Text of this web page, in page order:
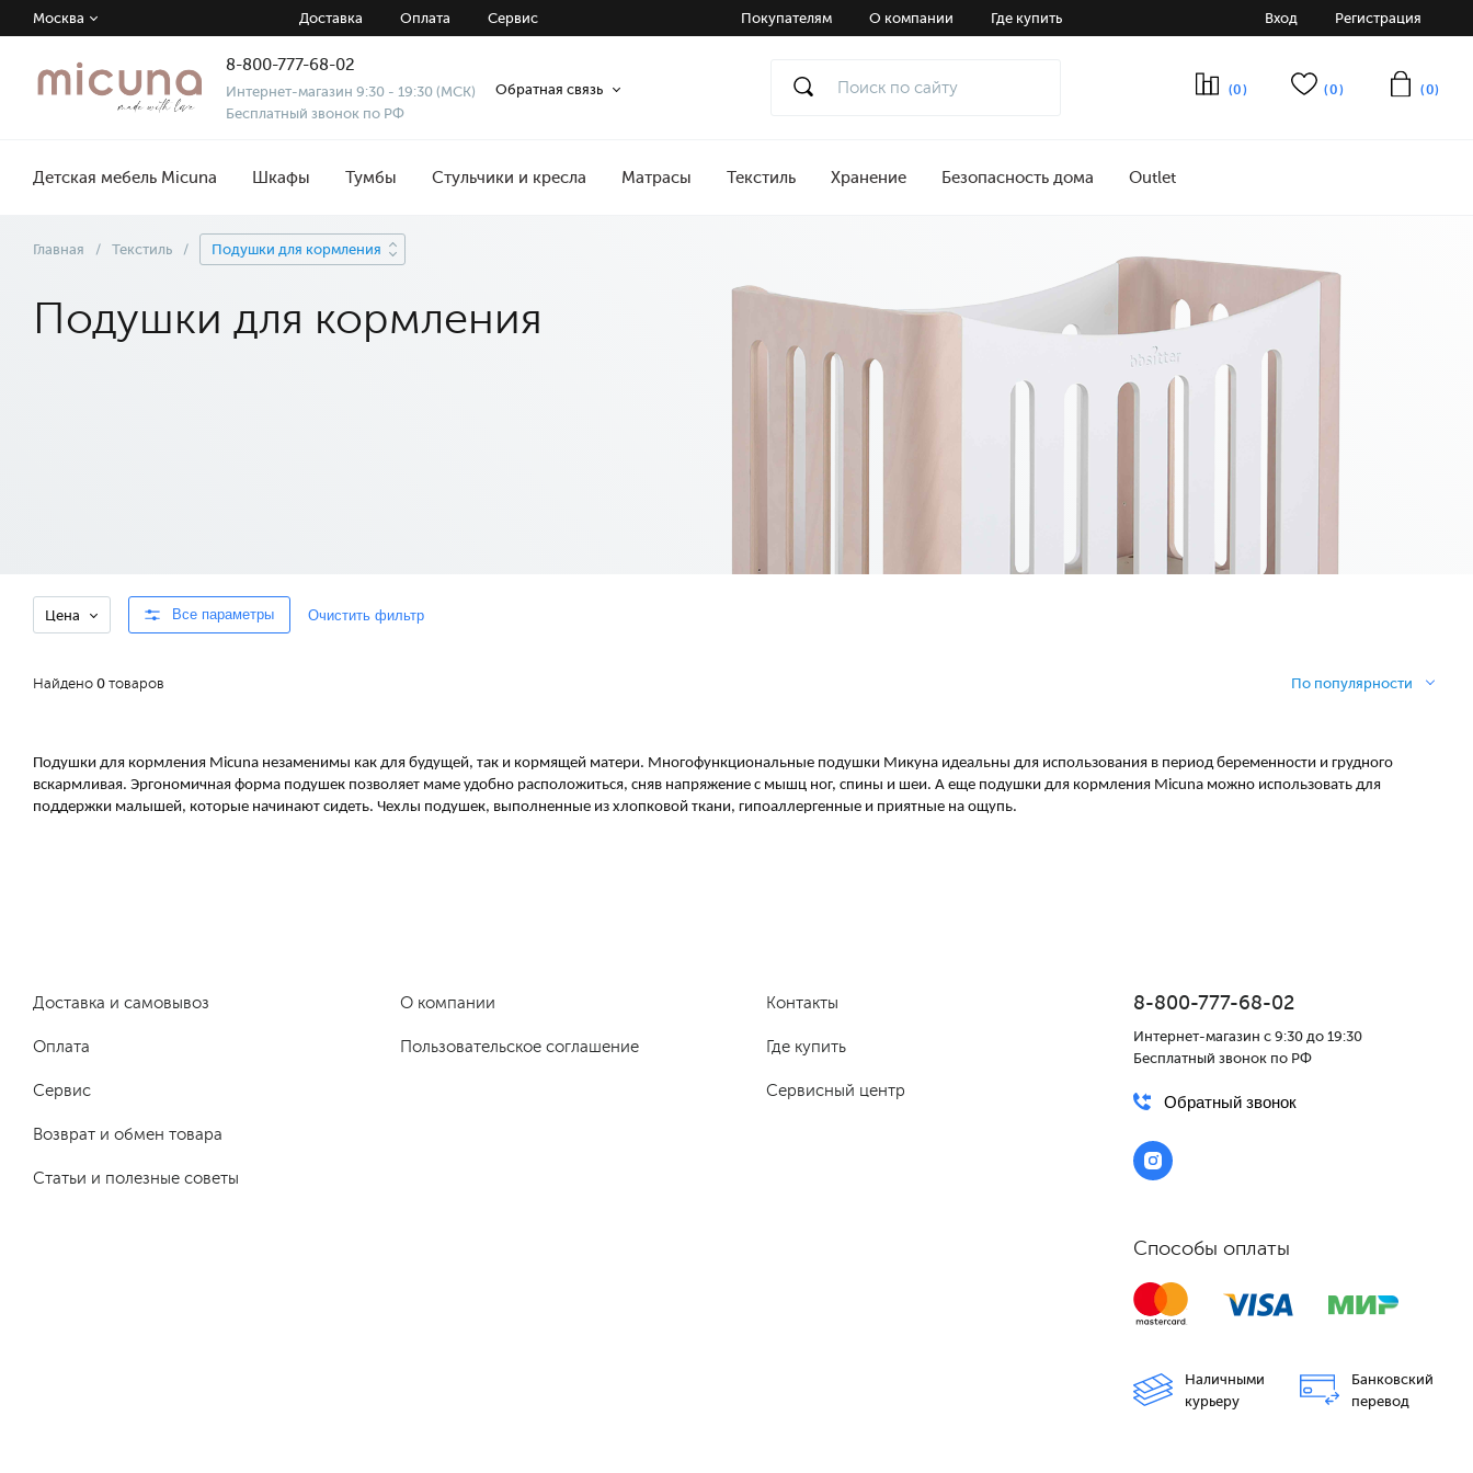
Москва Доставка Оплата Сервис Покупателям О компании Где купить Вход Регистрация
8-800-777-68-02
Интернет-магазин 9:30 - 19:30 (МСК)
Бесплатный звонок по РФ
Обратная связь (0) (0) (0)
Детская мебель Micuna Шкафы Тумбы Стульчики и кресла Матрасы Текстиль Хранение Безопасность дома Outlet
Главная / Текстиль / Подушки для кормления
Подушки для кормления
Цена Все параметры Очистить фильтр
Найдено 0 товаров По популярности
Подушки для кормления Micuna незаменимы как для будущей, так и кормящей матери. Многофункциональные подушки Микуна идеальны для использования в период беременности и грудного
вскармливая. Эргономичная форма подушек позволяет маме удобно расположиться, сняв напряжение с мышц ног, спины и шеи. А еще подушки для кормления Micuna можно использовать для
поддержки малышей, которые начинают сидеть. Чехлы подушек, выполненные из хлопковой ткани, гипоаллергенные и приятные на ощупь.
Доставка и самовывоз
Оплата
Сервис
Возврат и обмен товара
Статьи и полезные советы
О компании
Пользовательское соглашение
Контакты
Где купить
Сервисный центр
8-800-777-68-02
Интернет-магазин с 9:30 до 19:30
Бесплатный звонок по РФ
Обратный звонок
Способы оплаты
Наличными
курьеру
Банковский
перевод